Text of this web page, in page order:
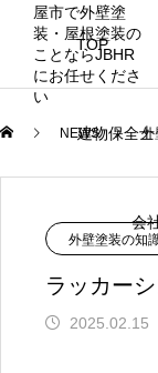
TOP
建物保全士
会
ニュース
NEW
NEWS 外
外壁塗装の知
ラッカー
2025.02.15